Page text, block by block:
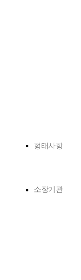
형태사항
소장기관